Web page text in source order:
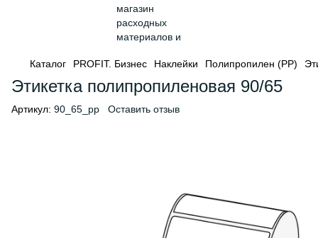
Каталог PROFIT. Бизнес Наклейки Полипропилен (PP)
Этикетка полипропиленовая 90/65
Артикул: 90_65_pp Оставить отзыв